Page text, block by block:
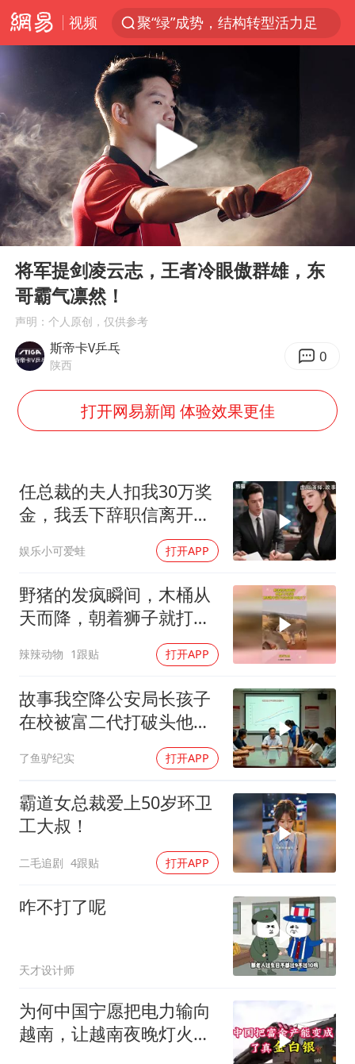
视频
聚“绿”成势，结构转型活力足
金饰克价大幅跳涨
台风白海豚可能在浙闽沿海登陆
多地要求领导干部带头休假
24小时不关空调 电费会更低吗
龚宝冬烈士安葬仪式举行
女子利用漏洞0元买了3千台电器
今年4位周星驰电影配角去世
号召领导带头休假 是大家不想休吗
中国五箭齐发反制美国
要给全体职工“应休尽休”的底气
空调发明出来竟然不是为了给人降温
中国经济展现强大韧性和活力
Play
00:00
将军提剑凌云志，王者冷眼傲群雄，东
哥霸气凛然！
声明：个人原创，仅供参考
斯帝卡V乒乓
陕西 0
打开网易新闻 体验效果更佳
任总裁的夫人扣我30万奖
金，我丢下辞职信离开，
当晚她慌忙问：甲方只和
你签约
娱乐小可爱蛙 打开APP
野猪的发疯瞬间，木桶从
天而降，朝着狮子就打去
辣辣动物 1跟贴 打开APP
故事我空降公安局长孩子
在校被富二代打破头他爹
了鱼驴纪实 打开APP
霸道女总裁爱上50岁环卫
工大叔！
二毛追剧 4跟贴 打开APP
咋不打了呢
天才设计师
为何中国宁愿把电力输向
越南，让越南夜晚灯火辉